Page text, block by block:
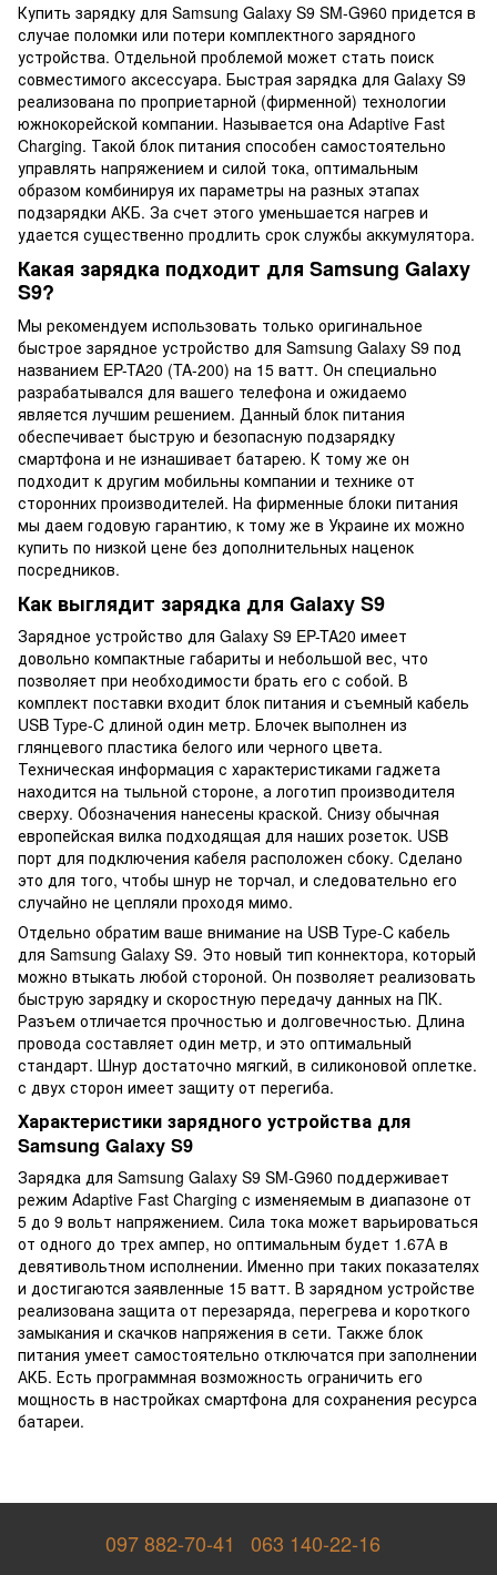
Купить зарядку для Samsung Galaxy S9 SM-G960 придется в
случае поломки или потери комплектного зарядного
устройства. Отдельной проблемой может стать поиск
совместимого аксессуара. Быстрая зарядка для Galaxy S9
реализована по проприетарной (фирменной) технологии
южнокорейской компании. Называется она Adaptive Fast
Charging. Такой блок питания способен самостоятельно
управлять напряжением и силой тока, оптимальным
образом комбинируя их параметры на разных этапах
подзарядки АКБ. За счет этого уменьшается нагрев и
удается существенно продлить срок службы аккумулятора.
Какая зарядка подходит для Samsung Galaxy
S9?
Мы рекомендуем использовать только оригинальное
быстрое зарядное устройство для Samsung Galaxy S9 под
названием EP-TA20 (TA-200) на 15 ватт. Он специально
разрабатывался для вашего телефона и ожидаемо
является лучшим решением. Данный блок питания
обеспечивает быструю и безопасную подзарядку
смартфона и не изнашивает батарею. К тому же он
подходит к другим мобильны компании и технике от
сторонних производителей. На фирменные блоки питания
мы даем годовую гарантию, к тому же в Украине их можно
купить по низкой цене без дополнительных наценок
посредников.
Как выглядит зарядка для Galaxy S9
Зарядное устройство для Galaxy S9 EP-TA20 имеет
довольно компактные габариты и небольшой вес, что
позволяет при необходимости брать его с собой. В
комплект поставки входит блок питания и съемный кабель
USB Type-C длиной один метр. Блочек выполнен из
глянцевого пластика белого или черного цвета.
Техническая информация с характеристиками гаджета
находится на тыльной стороне, а логотип производителя
сверху. Обозначения нанесены краской. Снизу обычная
европейская вилка подходящая для наших розеток. USB
порт для подключения кабеля расположен сбоку. Сделано
это для того, чтобы шнур не торчал, и следовательно его
случайно не цепляли проходя мимо.
Отдельно обратим ваше внимание на USB Type-C кабель
для Samsung Galaxy S9. Это новый тип коннектора, который
можно втыкать любой стороной. Он позволяет реализовать
быструю зарядку и скоростную передачу данных на ПК.
Разъем отличается прочностью и долговечностью. Длина
провода составляет один метр, и это оптимальный
стандарт. Шнур достаточно мягкий, в силиконовой оплетке.
с двух сторон имеет защиту от перегиба.
Характеристики зарядного устройства для
Samsung Galaxy S9
Зарядка для Samsung Galaxy S9 SM-G960 поддерживает
режим Adaptive Fast Charging с изменяемым в диапазоне от
5 до 9 вольт напряжением. Сила тока может варьироваться
от одного до трех ампер, но оптимальным будет 1.67А в
девятивольтном исполнении. Именно при таких показателях
и достигаются заявленные 15 ватт. В зарядном устройстве
реализована защита от перезаряда, перегрева и короткого
замыкания и скачков напряжения в сети. Также блок
питания умеет самостоятельно отключатся при заполнении
АКБ. Есть программная возможность ограничить его
мощность в настройках смартфона для сохранения ресурса
батареи.
097 882-70-41 063 140-22-16